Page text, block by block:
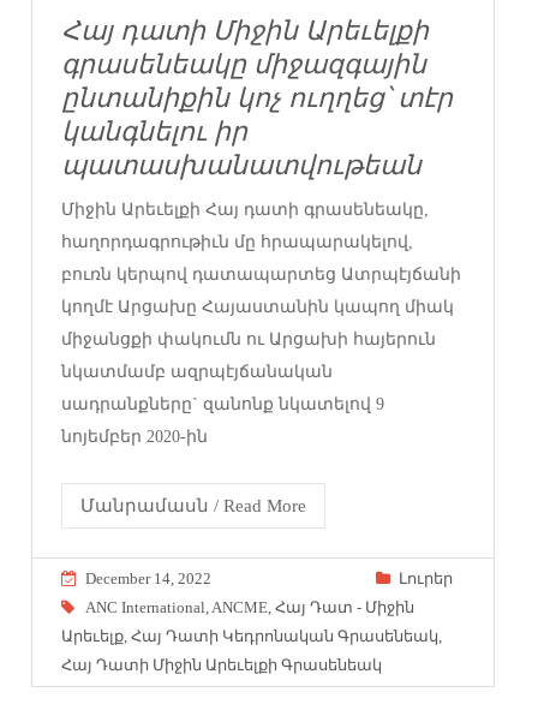
Հայ դատի Միջին Արեւելքի
գրասենեակը միջազգային
ընտանիքին կոչ ուղղեց՝ տէր
կանգնելու իր
պատասխանատվութեան
Միջին Արեւելքի Հայ դատի գրասենեակը,
հաղորդագրութիւն մը հրապարակելով,
բուռն կերպով դատապարտեց Ատրպէյճանի
կողմէ Արցախը Հայաստանին կապող միակ
միջանցքի փակումն ու Արցախի հայերուն
նկատմամբ ազրպէյճանական
սադրանքները` զանոնք նկատելով 9
նոյեմբեր 2020-ին
Մանրամասն / Read More
December 14, 2022
Լուրեր
ANC International ANCME ,Հայ Դատ - Միջին
Արեւելք ,Հայ Դատի Կեդրոնական Գրասենեակ
Հայ Դատի Միջին Արեւելքի Գրասենեակ